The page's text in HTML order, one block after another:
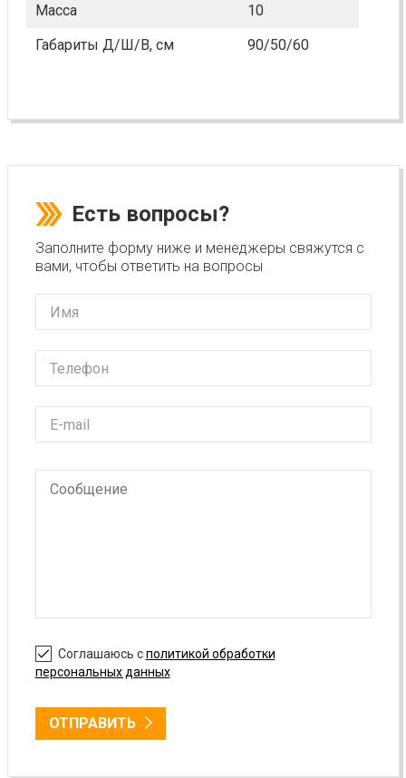
Масса
10
Габариты Д/Ш/В, см
90/50/60
Есть вопросы?
Заполните форму ниже и менеджеры свяжутся с
вами, чтобы ответить на вопросы
Соглашаюсь сполитикой обработки
персональных данных
ОТПРАВИТЬ